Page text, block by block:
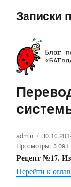
Записки
Автор
admin
Просмотры: 3 091
Рецепт №17.
Перейти к